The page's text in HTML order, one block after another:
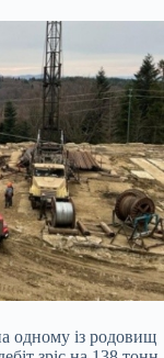
одному із родовищ